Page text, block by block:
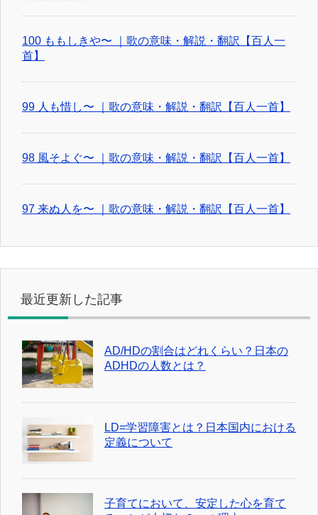
100 ももしきや〜 ｜歌の意味・解説・翻訳【百人一
首】
99 人も惜し〜 ｜歌の意味・解説・翻訳【百人一首】
98 風そよぐ〜 ｜歌の意味・解説・翻訳【百人一首】
97 来ぬ人を〜 ｜歌の意味・解説・翻訳【百人一首】
最近更新した記事
AD/HDの割合はどれくらい？日本の
ADHDの人数とは？
LD=学習障害とは？日本国内における
定義について
子育てにおいて、安定した心を育て